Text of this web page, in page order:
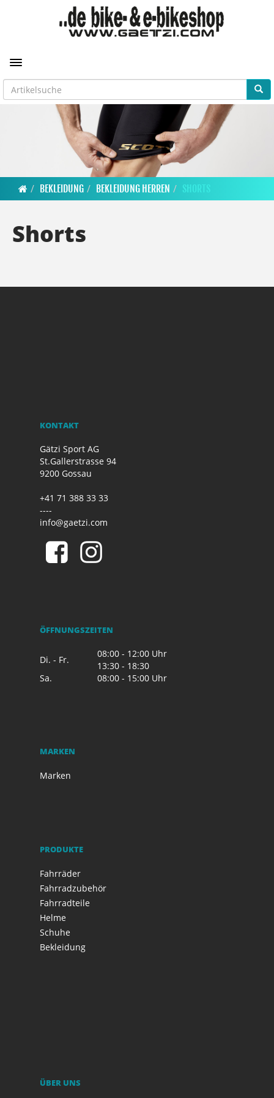
Toggle navigation
BEKLEIDUNG BEKLEIDUNG HERREN SHORTS
Shorts
KONTAKT
Gätzi Sport AG
St.Gallerstrasse 94
9200 Gossau
+41 71 388 33 33
----
info@gaetzi.com
ÖFFNUNGSZEITEN
Di. - Fr.
08:00 - 12:00 Uhr
13:30 - 18:30
Sa.
08:00 - 15:00 Uhr
MARKEN
Marken
PRODUKTE
Fahrräder
Fahrradzubehör
Fahrradteile
Helme
Schuhe
Bekleidung
ÜBER UNS